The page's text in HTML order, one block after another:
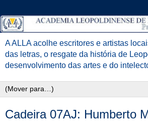
A ALLA acolhe escritores e artistas
das letras, o resgate da história de
desenvolvimento das artes e do
Cadeira 07AJ: Humberto